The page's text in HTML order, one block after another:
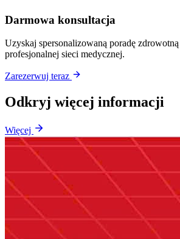
Darmowa konsultacja
Uzyskaj spersonalizowaną poradę zdrowotną
profesjonalnej sieci medycznej.
Zarezerwuj teraz
Odkryj więcej informacji
Więcej